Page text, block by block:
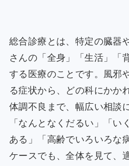
総合診療とは、特定の臓器
さんの「全身」「生活」「
する医療のことです。風邪
る症状から、どの科にかか
体調不良まで、幅広い相談
「なんとなくだるい」「い
ある」「高齢でいろいろな
ケースでも、全体を見て、